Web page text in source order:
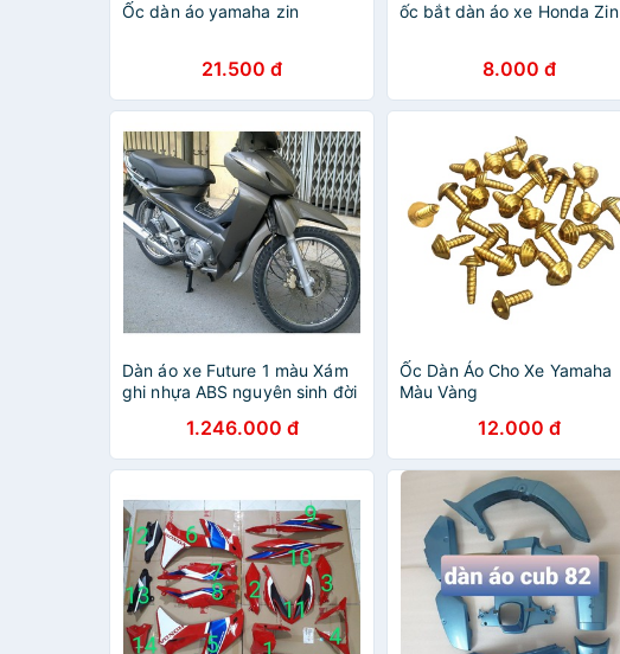
Ốc dàn áo yamaha zin
21.500 đ
ốc bắt dàn áo xe Honda Zin
8.000 đ
Dàn áo xe Future 1 màu Xám
ghi nhựa ABS nguyên sinh đời
1.246.000 đ
Ốc Dàn Áo Cho Xe Yamaha
Màu Vàng
12.000 đ